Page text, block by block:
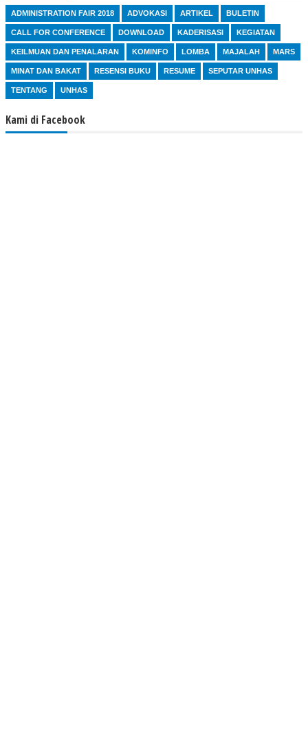
ADMINISTRATION FAIR 2018 ADVOKASI ARTIKEL BULETIN
CALL FOR CONFERENCE DOWNLOAD KADERISASI KEGIATAN
KEILMUAN DAN PENALARAN KOMINFO LOMBA MAJALAH MARS
MINAT DAN BAKAT RESENSI BUKU RESUME SEPUTAR UNHAS
TENTANG UNHAS
Kami di Facebook